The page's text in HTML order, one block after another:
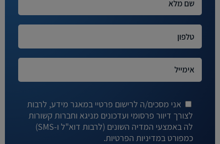
אני מסכים/ה לרישום פרטיי במאגר מידע, לרבות
לצורך דיוור פרסומי ועדכונים מניגא וחברות קשורות
לה באמצעי המדיה השונים (לרבות דוא"ל ו-SMS)
כמפורט במדיניות הפרטיות.